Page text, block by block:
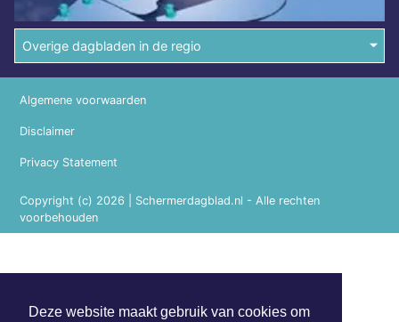
Deze website maakt gebruik van cookies om
Overige dagbladen in de regio
Copyright (c) 2026 | Schermerdagblad.nl - Alle rechten
voorbehouden
Algemene voorwaarden
Disclaimer
Privacy Statement